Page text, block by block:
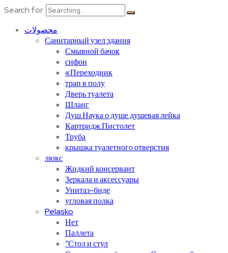
Search for:
محصولات
Санитарный узел здания
Смывной бачок
сифон
«Переходник
трап в полу
Дверь туалета
Шланг
Душ.Наука о душе.душевая лейка
Картридж.Пистолет
Труба
крышка туалетного отверстия
люкс
Жидкий консервант
Зеркала и аксессуары
Унитаз-биде
угловая полка
Pelasko
Нет
Паллета
“Стол и стул